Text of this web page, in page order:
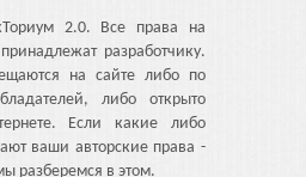
2.0. Все права на
разработчику.
на сайте либо по
либо открыто
Если какие либо
ваши авторские права -
разберемся в этом.